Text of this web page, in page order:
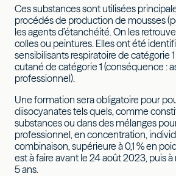
Ces substances sont utilisées
procédés de production de mousses
les agents d’étanchéité. On les
colles ou peintures. Elles ont été
sensibilisants respiratoire de catégorie
cutané de catégorie 1 (conséquence :
professionnel).
Une formation sera obligatoire pour
diisocyanates tels quels, comme
substances ou dans des mélanges
professionnel, en concentration,
combinaison, supérieure à 0,1 % en
est à faire avant le 24 août 2023, puis
5 ans.